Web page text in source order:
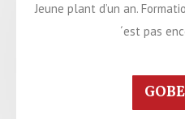
Jeune plant d’un an.
´est pas